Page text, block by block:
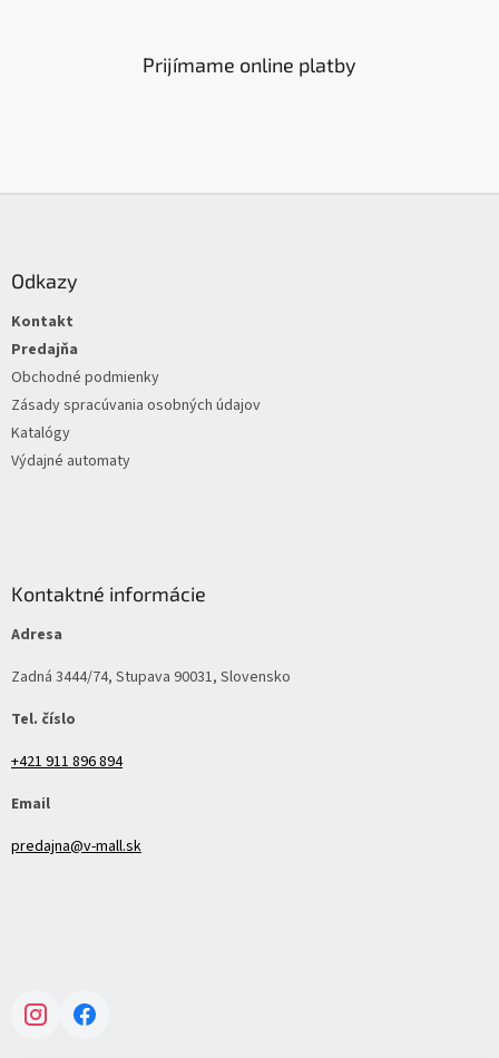
Prijímame online platby
Odkazy
Kontakt
Predajňa
Obchodné podmienky
Zásady spracúvania osobných údajov
Katalógy
Výdajné automaty
Kontaktné informácie
Adresa
Zadná 3444/74, Stupava 90031, Slovensko
Tel. číslo
+421 911 896 894
Email
predajna@v-mall.sk
InstagramFacebook